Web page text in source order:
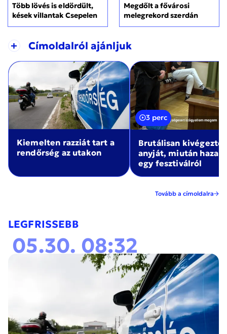
Több lövés is eldördült,
kések villantak Csepelen
Megdőlt a fővárosi
melegrekord szerdán
+ Címoldalról ajánljuk
Kiemelten razziát tart a
rendőrség az utakon
3 perc
Brutálisan kivégezte
anyját, miután
egy fesztiválról
Tovább a címoldalra
LEGFRISSEBB
05.30. 08:32